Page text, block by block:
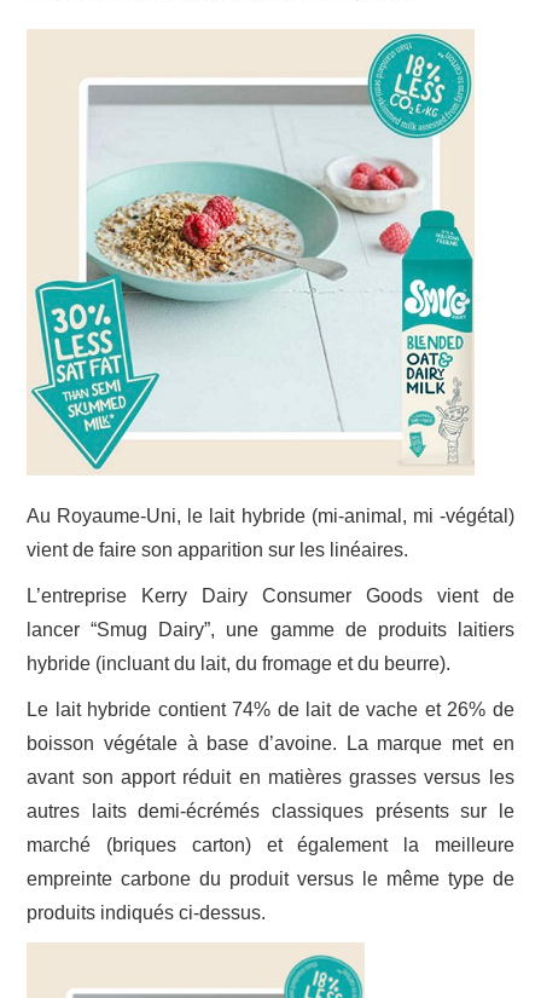
Au Royaume-Uni, le lait hybride (mi-animal, mi -végétal)
vient de faire son apparition sur les linéaires.
L’entreprise Kerry Dairy Consumer Goods vient de
lancer “Smug Dairy”, une gamme de produits laitiers
hybride (incluant du lait, du fromage et du beurre).
Le lait hybride contient 74% de lait de vache et 26% de
boisson végétale à base d’avoine. La marque met en
avant son apport réduit en matières grasses versus les
autres laits demi-écrémés classiques présents sur le
marché (briques carton) et également la meilleure
empreinte carbone du produit versus le même type de
produits indiqués ci-dessus.